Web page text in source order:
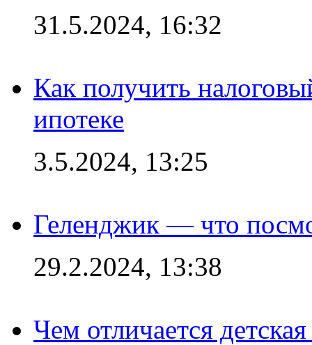
31.5.2024, 16:32
Как получить
ипотеке
3.5.2024, 13:25
Геленджик — что
29.2.2024, 13:38
Чем отличается